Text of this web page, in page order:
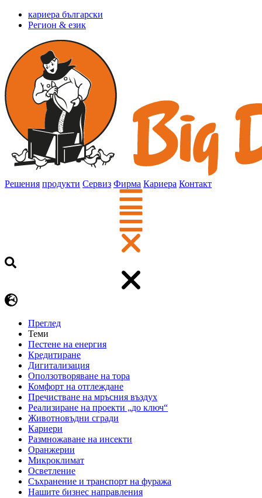
кариера български
Регион & език
Решения продукти Сервиз Фирма Кариера Контакт
Преглед
Теми
Пестене на енергия
Кредитиране
Дигитализация
Оползотворяване на тора
Комфорт на отглеждане
Пречистване на мръсния въздух
Реализиране на проекти „до ключ“
Животновъдни сгради
Кариери
Размножаване на инсекти
Оранжерии
Микроклимат
Осветление
Съхранение и транспорт на фуража
Нашите бизнес направления